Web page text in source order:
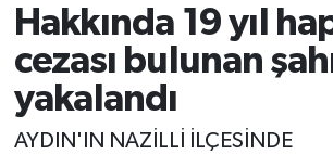
Hakkında 19 yıl
cezası bulunan
yakalandı
AYDIN'IN NAZİLLİ İLÇESİNDE
Tüm Manşetler
Son Dakika Haberleri
Haber Arşivi